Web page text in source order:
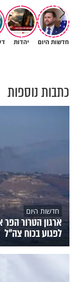
חדשות היום יהדות
תעצרו לפני שאתם
כתבות נוספות
חדשות היום
ארגון הטרור
לפגוע בכוח צה"ל